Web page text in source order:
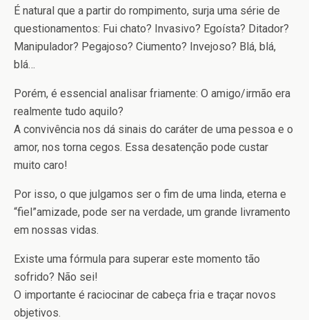
É natural que a partir do rompimento, surja uma série de
questionamentos: Fui chato? Invasivo? Egoísta? Ditador?
Manipulador? Pegajoso? Ciumento? Invejoso? Blá, blá,
blá…
Porém, é essencial analisar friamente: O amigo/irmão era
realmente tudo aquilo?
A convivência nos dá sinais do caráter de uma pessoa e o
amor, nos torna cegos. Essa desatenção pode custar
muito caro!
Por isso, o que julgamos ser o fim de uma linda, eterna e
“fiel”amizade, pode ser na verdade, um grande livramento
em nossas vidas.
Existe uma fórmula para superar este momento tão
sofrido? Não sei!
O importante é raciocinar de cabeça fria e traçar novos
objetivos.